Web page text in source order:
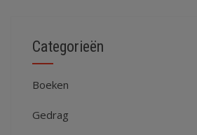
Categorieën
Boeken
Gedrag